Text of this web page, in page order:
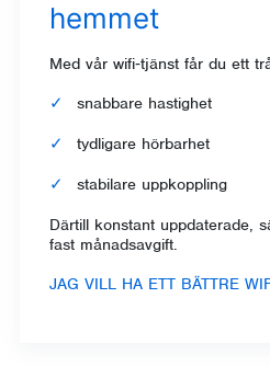
hemmet
Med vår wifi‑tjänst får du ett
snabbare hastighet
tydligare hörbarhet
stabilare uppkoppling
Därtill konstant uppdaterade,
fast månadsavgift.
JAG VILL HA ETT BÄTTRE